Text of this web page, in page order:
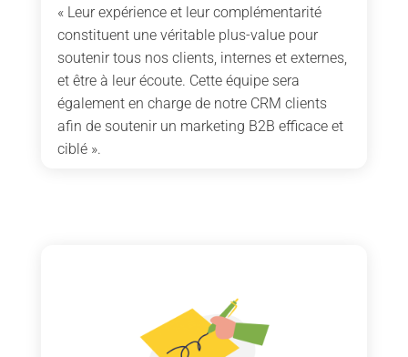
« Leur expérience et leur complémentarité
constituent une véritable plus-value pour
soutenir tous nos clients, internes et externes,
et être à leur écoute. Cette équipe sera
également en charge de notre CRM clients
afin de soutenir un marketing B2B efficace et
ciblé ».